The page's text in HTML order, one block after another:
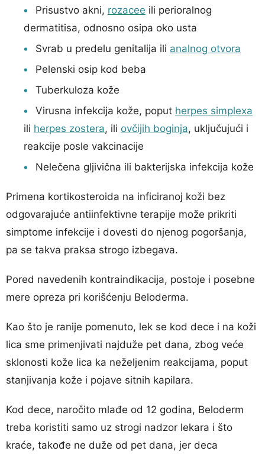
Prisustvo akni, rozacee ili perioralnog
dermatitisa, odnosno osipa oko usta
Svrab u predelu genitalija ili analnog otvora
Pelenski osip kod beba
Tuberkuloza kože
Virusna infekcija kože, poput herpes simplexa
ili herpes zostera, ili ovčijih boginja, uključujući i
reakcije posle vakcinacije
Nelečena gljivična ili bakterijska infekcija kože
Primena kortikosteroida na inficiranoj koži bez
odgovarajuće antiinfektivne terapije može prikriti
simptome infekcije i dovesti do njenog pogoršanja,
pa se takva praksa strogo izbegava.
Pored navedenih kontraindikacija, postoje i posebne
mere opreza pri korišćenju Beloderma.
Kao što je ranije pomenuto, lek se kod dece i na koži
lica sme primenjivati najduže pet dana, zbog veće
sklonosti kože lica ka neželjenim reakcijama, poput
stanjivanja kože i pojave sitnih kapilara.
Kod dece, naročito mlađe od 12 godina, Beloderm
treba koristiti samo uz strogi nadzor lekara i što
kraće, takođe ne duže od pet dana, jer deca